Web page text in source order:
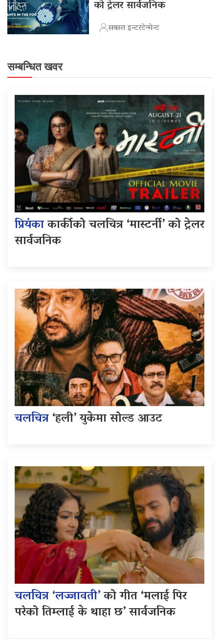
को ट्रेलर सार्वजनिक
सबस्त इन्टरटेन्मेन्ट
सम्बन्धित खवर
प्रियंकाकार्कीको चलचित्र ‘मास्टर्नी’ को ट्रेलर
सार्वजनिक
चलचित्र‘हली’ युकेमा सोल्ड आउट
चलचित्र ‘लज्जावती’को गीत ‘मलाई पिर
परेको तिम्लाई के थाहा छ’ सार्वजनिक